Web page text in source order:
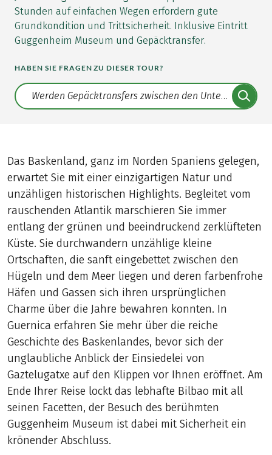
Stunden auf einfachen Wegen erfordern gute
Grundkondition und Trittsicherheit. Inklusive Eintritt
Guggenheim Museum und Gepäcktransfer.
HABEN SIE FRAGEN ZU DIESER TOUR?
Translate: a11y.faq.search
Das Baskenland, ganz im Norden Spaniens gelegen,
erwartet Sie mit einer einzigartigen Natur und
unzähligen historischen Highlights. Begleitet vom
rauschenden Atlantik marschieren Sie immer
entlang der grünen und beeindruckend zerklüfteten
Küste. Sie durchwandern unzählige kleine
Ortschaften, die sanft eingebettet zwischen den
Hügeln und dem Meer liegen und deren farbenfrohe
Häfen und Gassen sich ihren ursprünglichen
Charme über die Jahre bewahren konnten. In
Guernica erfahren Sie mehr über die reiche
Geschichte des Baskenlandes, bevor sich der
unglaubliche Anblick der Einsiedelei von
Gaztelugatxe auf den Klippen vor Ihnen eröffnet. Am
Ende Ihrer Reise lockt das lebhafte Bilbao mit all
seinen Facetten, der Besuch des berühmten
Guggenheim Museum ist dabei mit Sicherheit ein
krönender Abschluss.